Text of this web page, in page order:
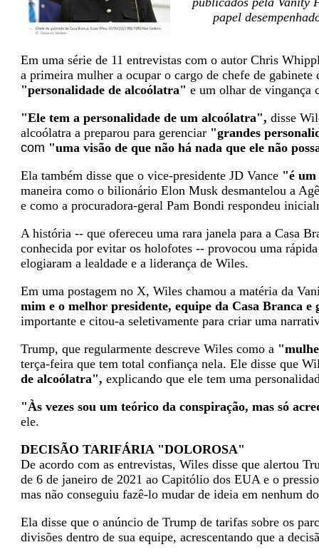
papel
Em uma série de 11 entrevistas com o autor Chris
a primeira mulher a ocupar o cargo de chefe de
"personalidade de alcoólatra" e um olhar de vingança
"Ele tem a personalidade de um alcoólatra", disse
alcoólatra a preparou para gerenciar "grandes
com "uma visão de que não há nada que ele não
Ela também disse que o vice-presidente JD Vance "é um
maneira como o bilionário Elon Musk desmantelou a
e como a procuradora-geral Pam Bondi respondeu
A história -- que ofereceu uma rara janela para a Casa
conhecida por evitar os holofotes -- provocou uma
elogiaram a lealdade e a liderança de Wiles.
Em uma postagem no X, Wiles chamou a matéria da
mim e o melhor presidente, equipe da Casa Branca
importante e citou-a seletivamente para criar uma
Trump, que regularmente descreve Wiles como a
terça-feira que tem total confiança nela. Ele disse que
de alcoólatra", explicando que ele tem uma
"Às vezes sou um teórico da conspiração, mas só
ele.
DECISÃO TARIFÁRIA "DOLOROSA"
De acordo com as entrevistas, Wiles disse que alertou
de 6 de janeiro de 2021 ao Capitólio dos EUA e o
mas não conseguiu fazê-lo mudar de ideia em nenhum
Ela disse que o anúncio de Trump de tarifas sobre os
divisões dentro de sua equipe, acrescentando que a